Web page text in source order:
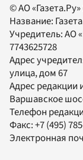
© АО
Название:
Учредитель:АО
7743625728
Адрес
улица, дом 67
Адрес редакции
Варшавское
Телефон
Факс:+7 (495)
Электронная